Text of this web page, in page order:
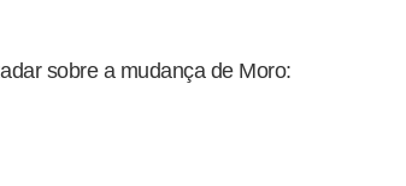
sobre a mudança de Moro: